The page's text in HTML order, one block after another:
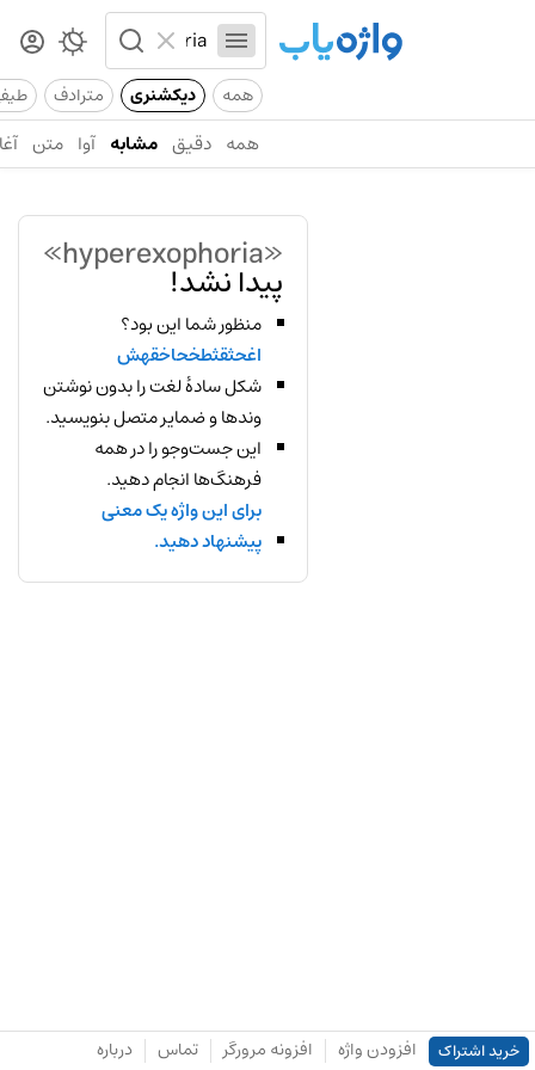
همه دیکشنری مترادف
همه دقیق مشابه آوا متن
«hyperexophoria»
پیدا نشد!
منظور شما این بود؟
اغحثقثطخحاخقهش
شکل سادهٔ لغت را بدون نوشتن
وندها و ضمایر متصل بنویسید.
این جست‌وجو را در همه
فرهنگ‌ها انجام دهید.
برای این واژه یک معنی
پیشنهاد دهید.
خرید اشتراک افزودن واژه افزونه مرورگر تماس درباره